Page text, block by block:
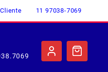
11 97038-7069